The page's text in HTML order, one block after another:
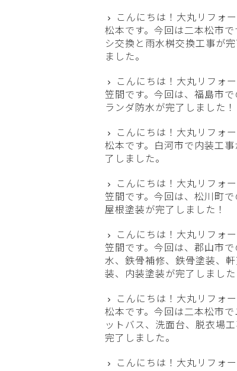
こんにちは！大丸リフォ
松本です。今回は二本松市で
シ交換と雨水桝交換工事が
ました。
こんにちは！大丸リフォ
笠間です。今回は、福島市で
ランダ防水が完了しました！
こんにちは！大丸リフォ
松本です。白河市で内装工事
了しました。
こんにちは！大丸リフォ
笠間です。今回は、松川町で
屋根塗装が完了しました！
こんにちは！大丸リフォ
笠間です。今回は、郡山市で
水、鉄骨補修、鉄骨塗装、
装、内装塗装が完了しました
こんにちは！大丸リフォ
松本です。今回は二本松市で
ットバス、洗面台、脱衣場
完了しました。
こんにちは！大丸リフォ